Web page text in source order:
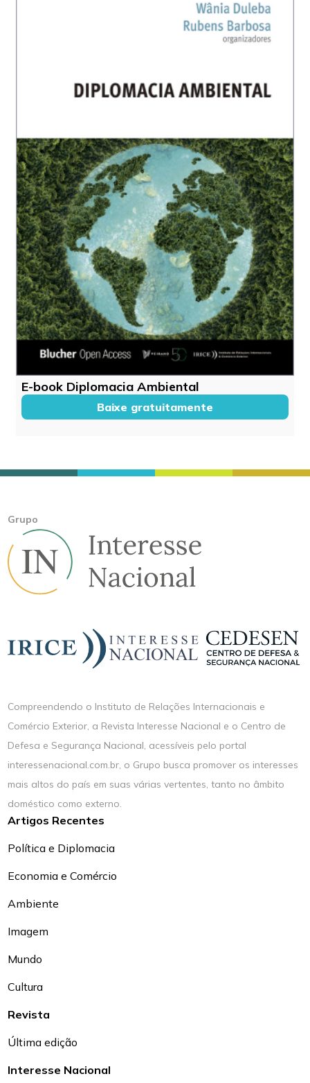
E-book Diplomacia Ambiental
Baixe gratuitamente
Grupo
Compreendendo o Instituto de Relações Internacionais e
Comércio Exterior, a Revista Interesse Nacional e o Centro de
Defesa e Segurança Nacional, acessíveis pelo portal
interessenacional.com.br, o Grupo busca promover os interesses
mais altos do país em suas várias vertentes, tanto no âmbito
doméstico como externo.
Artigos Recentes
Política e Diplomacia
Economia e Comércio
Ambiente
Imagem
Mundo
Cultura
Revista
Última edição
Interesse Nacional